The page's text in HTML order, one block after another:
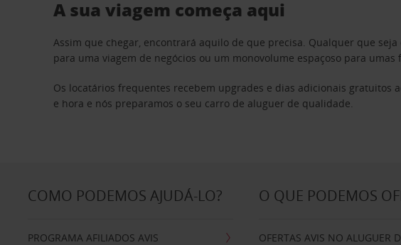
A sua viagem começa aqui
Assim que chegar, encontrará aquilo de que precisa. Qualquer que
para uma viagem de negócios ou um monovolume espaçoso para
Os locatários frequentes recebem upgrades e dias adicionais
e hora e nós preparamos o seu carro de aluguer de qualidade.
COMO PODEMOS AJUDÁ-LO?
PROGRAMA AFILIADOS AVIS
O QUE PODEMOS
OFERTAS AVIS NO ALUGUER